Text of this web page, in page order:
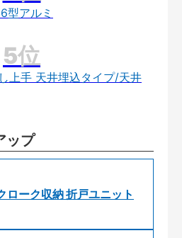
型アルミ
上手 天井埋込タイプ/天井
ップ
ーク収納 折戸ユニット